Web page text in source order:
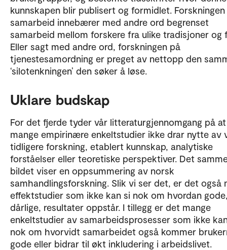
kunnskapen blir publisert og formidlet.
samarbeid innebærer med andre ord begrenset
samarbeid mellom forskere fra ulike tradisjoner og
Eller sagt med andre ord, forskningen på
tjenestesamordning er preget av nettopp den
‘silotenkningen’ den søker å løse.
Uklare budskap
For det fjerde tyder vår litteraturgjennomgang på at
mange empirinære enkeltstudier ikke drar nytte av
tidligere forskning, etablert kunnskap, analytiske
forståelser eller teoretiske perspektiver. Det
bildet viser en oppsummering av norsk
samhandlingsforskning. Slik vi ser det, er det også
effektstudier som ikke kan si nok om hvordan
dårlige, resultater oppstår. I tillegg er det mange
enkeltstudier av samarbeidsprosesser som ikke
nok om hvorvidt samarbeidet også kommer
gode eller bidrar til økt inkludering i arbeidslivet.